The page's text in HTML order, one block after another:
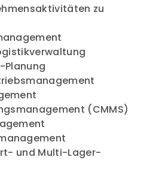
zu
(CMMS)
und Multi-Lager-